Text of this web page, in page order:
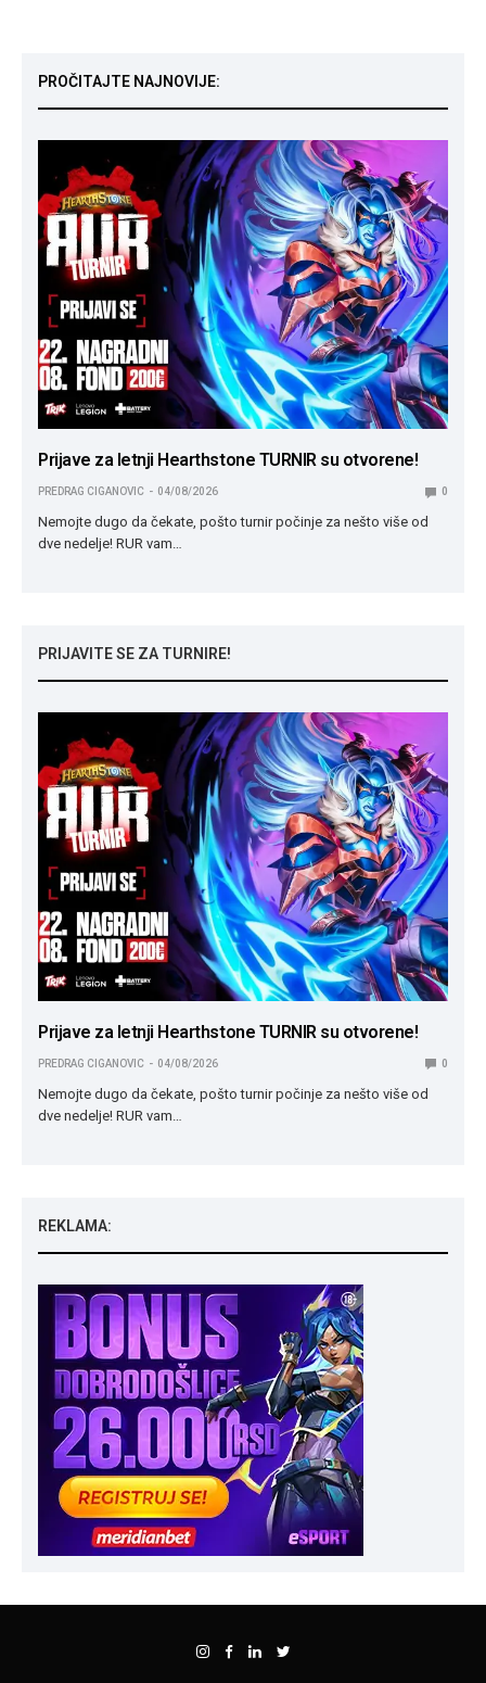
PROČITAJTE NAJNOVIJE:
Prijave za letnji Hearthstone TURNIR su otvorene!
PREDRAG CIGANOVIC 04/08/2026 0
Nemojte dugo da čekate, pošto turnir počinje za nešto više od
dve nedelje! RUR vam…
PRIJAVITE SE ZA TURNIRE!
Prijave za letnji Hearthstone TURNIR su otvorene!
PREDRAG CIGANOVIC 04/08/2026 0
Nemojte dugo da čekate, pošto turnir počinje za nešto više od
dve nedelje! RUR vam…
REKLAMA: